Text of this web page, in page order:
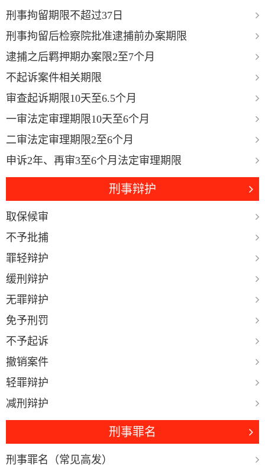
刑事拘留期限不超过37日
刑事拘留后检察院批准逮捕前办案期限
逮捕之后羁押期办案限2至7个月
不起诉案件相关期限
审查起诉期限10天至6.5个月
一审法定审理期限10天至6个月
二审法定审理期限2至6个月
申诉2年、再审3至6个月法定审理期限
刑事辩护
取保候审
不予批捕
罪轻辩护
缓刑辩护
无罪辩护
免予刑罚
不予起诉
撤销案件
轻罪辩护
减刑辩护
刑事罪名
刑事罪名（常见高发）